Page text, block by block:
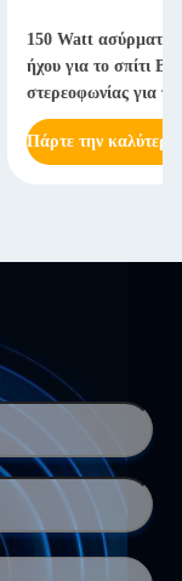
150 Watt ασύρματο
ήχου για το σπίτι
στερεοφωνίας για το
Πάρτε την καλύτερη